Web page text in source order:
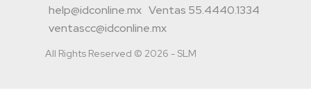
help@idconline.mx Ventas 55.4440.1334
ventascc@idconline.mx
All Rights Reserved © 2026 - SLM